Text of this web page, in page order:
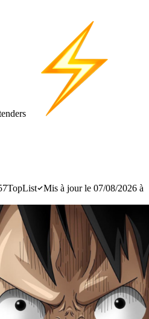
TopList
Mis à jour le 07/08/2026 à